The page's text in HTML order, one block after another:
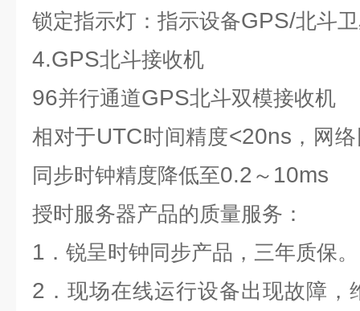
锁定指示灯：指示设备GPS/北斗
4.GPS北斗接收机
96并行通道GPS北斗双模接收
相对于UTC时间精度<20ns ，网
同步时钟精度降低至0.2 ～ 10ms
授时服务器产品的质量服务：
1 ．锐呈时钟同步产品，三年质保。
2 ．现场在线运行设备出现故障，